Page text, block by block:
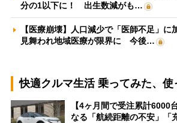
分の1以下に！ 出生数減がも…
【医療崩壊】人口減少で「医師不足」に
見舞われ地域医療が限界に 今後…
快適クルマ生活 乗ってみた、使
【4ヶ月間で受注累計6000
なる「航続距離の不安」「